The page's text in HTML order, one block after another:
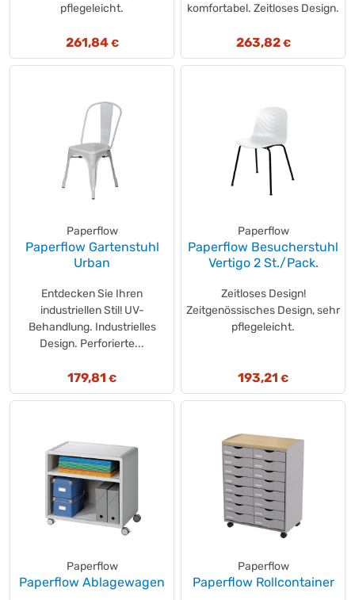
pflegeleicht.
261,84€
komfortabel. Zeitloses Design.
263,82€
Paperflow
Paperflow Gartenstuhl
Urban
Entdecken Sie Ihren
industriellen Stil! UV-
Behandlung. Industrielles
Design. Perforierte...
179,81 €
Paperflow
Paperflow Besucherstuhl
Vertigo 2 St./Pack.
Zeitloses Design!
Zeitgenössisches Design, sehr
pflegeleicht.
193,21 €
Paperflow
Paperflow Ablagewagen
Paperflow
Paperflow Rollcontainer